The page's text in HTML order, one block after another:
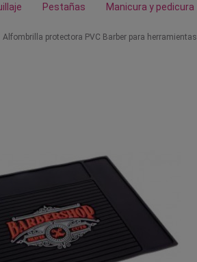
Pestañas Manicura y pedicura
Alfombrilla protectora PVC Barber para herramientas